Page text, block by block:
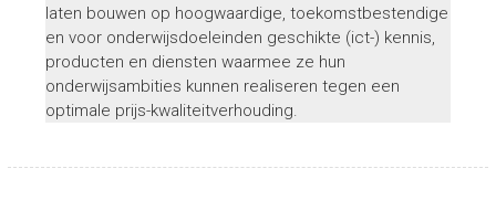
laten bouwen op hoogwaardige, toekomstbestendige
en voor onderwijsdoeleinden geschikte (ict-) kennis,
producten en diensten waarmee ze hun
onderwijsambities kunnen realiseren tegen een
optimale prijs-kwaliteitverhouding.